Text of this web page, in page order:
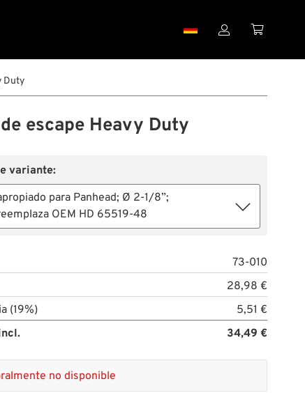
 
Duty
escape Heavy Duty
variante:
para Panhead; Ø 2-1/8”;
OEM HD 65519-48
73-010
28,98 €
(19%)
5,51 €
34,49 €
no disponible